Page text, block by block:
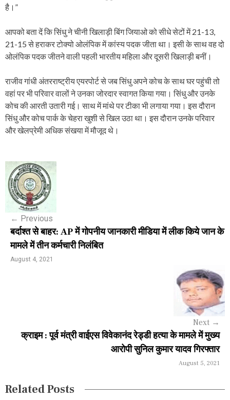
है।”
आपको बता दें कि सिंधु ने चीनी खिलाड़ी बिंग जियाओ को सीधे सेटों में 21-13,
21-15 से हराकर टोक्यो ओलंपिक में कांस्य पदक जीता था। इसी के साथ वह दो
ओलंपिक पदक जीतने वाली पहली भारतीय महिला और दूसरी खिलाड़ी बनीं।
राजीव गांधी अंतरराष्ट्रीय एयरपोर्ट से जब सिंधु अपने कोच के साथ घर पहुंची तो
वहां पर भी परिवार वालों ने उनका जोरदार स्वागत किया गया। सिंधु और उनके
कोच की आरती उतारी गई। साथ में मांथे पर टीका भी लगाया गया। इस दौरान
सिंधु और कोच पार्क के चेहरा खुशी से खिल उठा था। इस दौरान उनके परिवार
और खेलप्रेमी अधिक संखया में मौजूद थे।
P
o
n
a
o
← Previous
बर्दाश्त से बाहर: AP में गोपनीय जानकारी मीडिया में लीक किये जान के
मामले में तीन कर्मचारी निलंबित
August 4, 2021
Next →
क्राइम : पूर्व मंत्री वाईएस विवेकानंद रेड्डी हत्या के मामले में मुख्य
आरोपी सुनिल कुमार यादव गिरफ्तार
August 5, 2021
Related Posts